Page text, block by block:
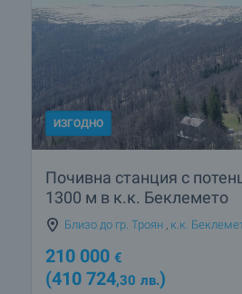
ИЗГОДНО
Почивна станция с
1300 м в к.к. Беклемето
Близо до гр. Троян к.к.
210 000 €
(410 724,30 лв.)